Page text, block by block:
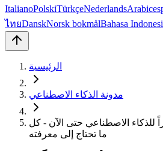
ItalianoPolskiTürkçeNederlandsArabic
ไทยDanskNorsk bokmålBahasa
الرئيسية
مدونة الذكاء الاصطناعي
تطوراً للذكاء الاصطناعي حتى الآن - كل
ما تحتاج إلى معرفته